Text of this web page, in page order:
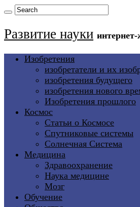
Развитие науки
Изобретения
изобретатели и их
изобретения будущего
изобретения нового
Изобретения прошлого
Космос
Статьи о Космосе
Спутниковые системы
Солнечная Система
Медицина
Здравоохранение
Наука медицине
Мозг
Обучение